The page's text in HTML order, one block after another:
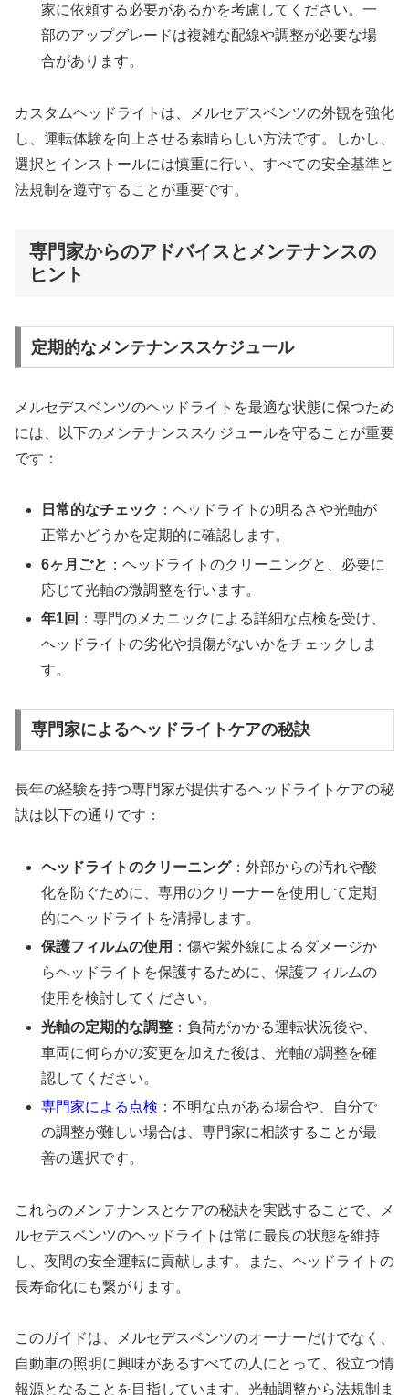
家に依頼する必要があるかを考慮してください。一
部のアップグレードは複雑な配線や調整が必要な場
合があります。
カスタムヘッドライトは、メルセデスベンツの外観を強化
し、運転体験を向上させる素晴らしい方法です。しかし、
選択とインストールには慎重に行い、すべての安全基準と
法規制を遵守することが重要です。
専門家からのアドバイスとメンテナンスの
ヒント
定期的なメンテナンススケジュール
メルセデスベンツのヘッドライトを最適な状態に保つため
には、以下のメンテナンススケジュールを守ることが重要
です：
日常的なチェック ：ヘッドライトの明るさや光軸が
正常かどうかを定期的に確認します。
6ヶ月ごと ：ヘッドライトのクリーニングと、必要に
応じて光軸の微調整を行います。
年1回 ：専門のメカニックによる詳細な点検を受け、
ヘッドライトの劣化や損傷がないかをチェックしま
す。
専門家によるヘッドライトケアの秘訣
長年の経験を持つ専門家が提供するヘッドライトケアの秘
訣は以下の通りです：
ヘッドライトのクリーニング：外部からの汚れや酸
化を防ぐために、専用のクリーナーを使用して定期
的にヘッドライトを清掃します。
保護フィルムの使用 ：傷や紫外線によるダメージか
らヘッドライトを保護するために、保護フィルムの
使用を検討してください。
光軸の定期的な調整 ：負荷がかかる運転状況後や、
車両に何らかの変更を加えた後は、光軸の調整を確
認してください。
専門家による点検 ：不明な点がある場合や、自分で
の調整が難しい場合は、専門家に相談することが最
善の選択です。
これらのメンテナンスとケアの秘訣を実践することで、メ
ルセデスベンツのヘッドライトは常に最良の状態を維持
し、夜間の安全運転に貢献します。また、ヘッドライトの
長寿命化にも繋がります。
このガイドは、メルセデスベンツのオーナーだけでなく、
自動車の照明に興味があるすべての人にとって、役立つ情
報源となることを目指しています。光軸調整から法規制ま